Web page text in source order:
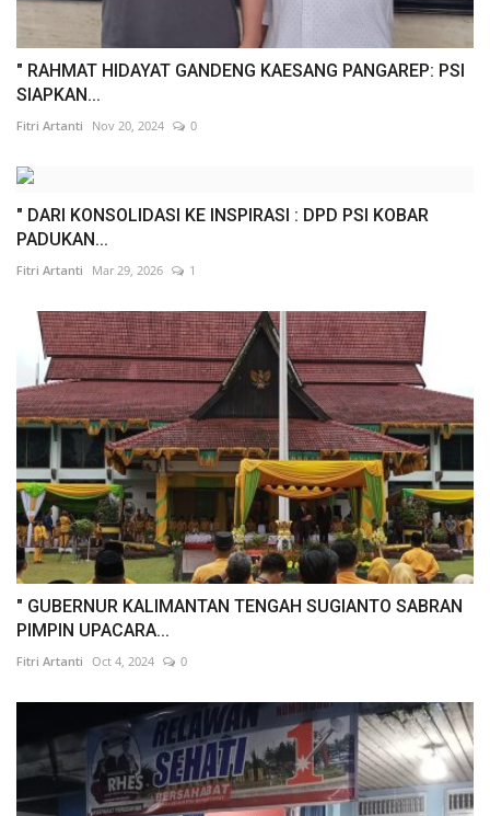
" RAHMAT HIDAYAT GANDENG KAESANG PANGAREP: PSI
SIAPKAN...
Fitri Artanti Nov 20, 2024 0
" DARI KONSOLIDASI KE INSPIRASI : DPD PSI KOBAR
PADUKAN...
Fitri Artanti Mar 29, 2026 1
" GUBERNUR KALIMANTAN TENGAH SUGIANTO SABRAN
PIMPIN UPACARA...
Fitri Artanti Oct 4, 2024 0